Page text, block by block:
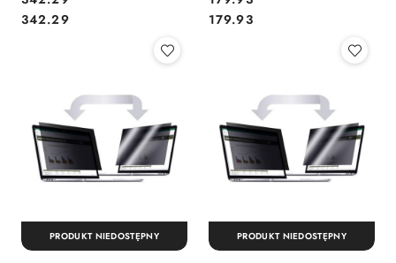
Cena:
342.29
2022
Cena:
179.93
PRODUKT NIEDOSTĘPNY PRODUKT NIEDOSTĘPNY